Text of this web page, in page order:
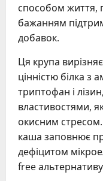
способом життя,
бажанням
добавок.
Ця крупа
цінністю білка з
триптофан і
властивостями,
окисним
каша заповнює
дефіцитом
free